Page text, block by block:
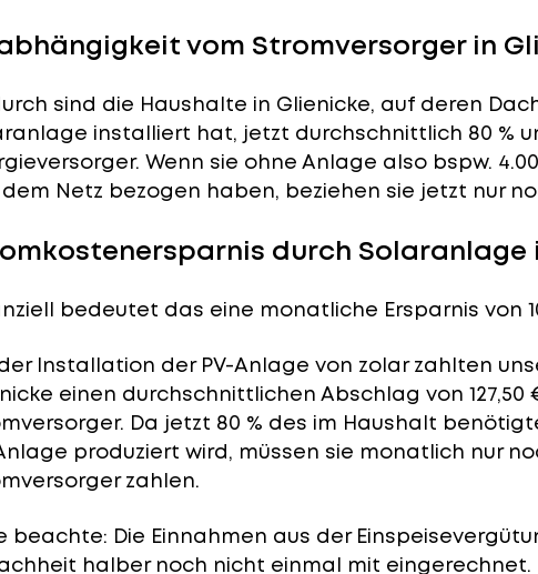
vom Stromversorger in
sind die Haushalte in Glienicke, auf deren
installiert hat, jetzt durchschnittlich 80 %
Wenn sie ohne Anlage also bspw.
Netz bezogen haben, beziehen sie jetzt nur
durch Solaranlage
bedeutet das eine monatliche Ersparnis von
Installation der PV-Anlage von zolar zahlten
einen durchschnittlichen Abschlag von 127,50
Da jetzt 80 % des im Haushalt
produziert wird, müssen sie monatlich nur
zahlen.
beachte: Die Einnahmen aus der
halber noch nicht einmal mit eingerechnet.